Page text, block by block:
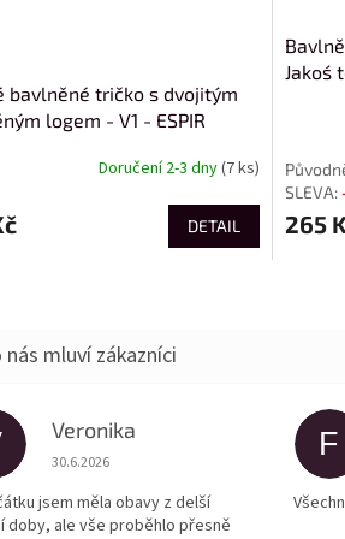
bavlněné tričko s dvojitým
logem - V1 - ESPIR
Doručení 2-3 dny(7 ks)
DETAIL
Jakoś
265
Veronika
Hodnocení obchodu je 5 z 5 hvězdiček.
30.6.2026
jsem měla obavy z delší
doby, ale vše proběhlo přesně
F